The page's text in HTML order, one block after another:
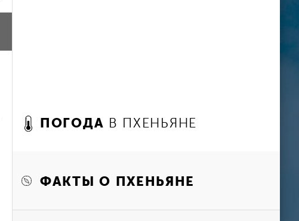
ПОГОДА В ПХЕНЬЯНЕ
ФАКТЫ О ПХЕНЬЯНЕ